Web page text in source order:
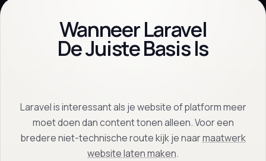
Wanneer Laravel
De Juiste Basis Is
Laravel is interessant als je website of platform meer
moet doen dan content tonen alleen. Voor een
bredere niet-technische route kijk je naarmaatwerk
website laten maken.